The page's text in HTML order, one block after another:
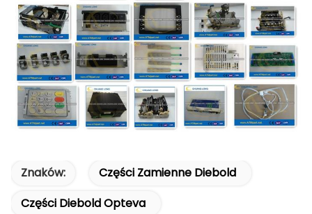
Znaków:
Części Zamienne Diebold
Części Diebold Opteva